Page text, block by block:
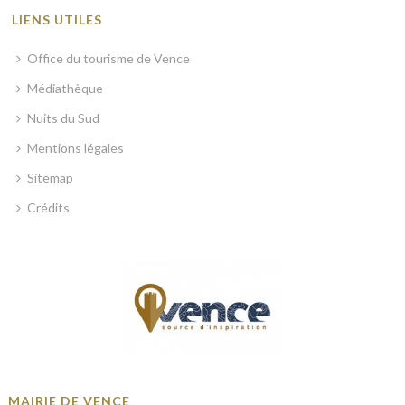
LIENS UTILES
Office du tourisme de Vence
Médiathèque
Nuits du Sud
Mentions légales
Sitemap
Crédits
MAIRIE DE VENCE